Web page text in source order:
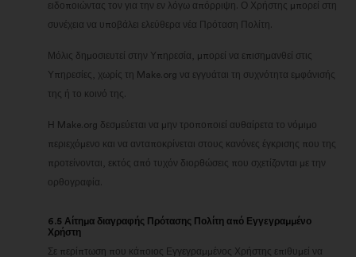
ειδοποιώντας τον για την εν λόγω απόρριψη. Ο Χρήστης μπορεί στη
συνέχεια να υποβάλει ελεύθερα νέα Πρόταση Πολίτη.
Μόλις δημοσιευτεί στην Υπηρεσία, μπορεί να επισημανθεί στις
Υπηρεσίες, χωρίς τη Make.org να εγγυάται τη συχνότητα εμφάνισής
της ή το κοινό της.
Η Make.org δεσμεύεται να μην τροποποιεί αυθαίρετα το νόμιμο
περιεχόμενο και να ανταποκρίνεται στους κανόνες έγκρισης που της
προτείνονται, εκτός από τυχόν διορθώσεις που σχετίζονται με την
ορθογραφία.
6.5 Αίτημα διαγραφής Πρότασης Πολίτη από Εγγεγραμμένο
Χρήστη
Σε περίπτωση που κάποιος Εγγεγραμμένος Χρήστης επιθυμεί να